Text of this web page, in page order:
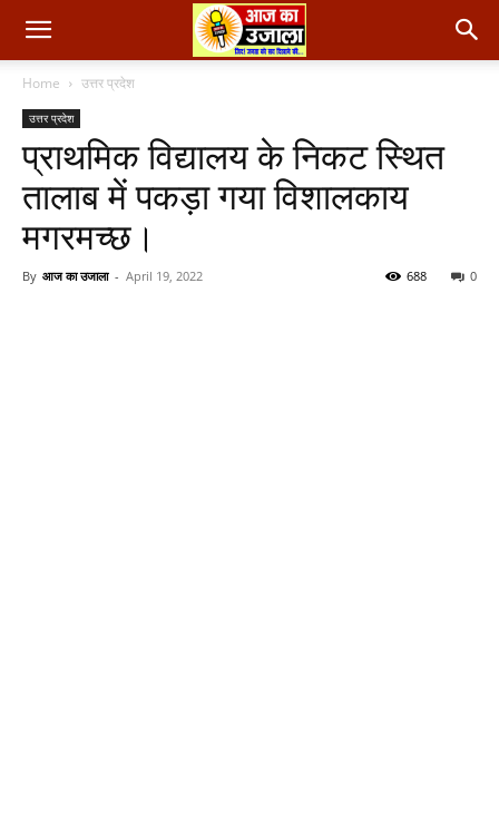
Home उत्तर प्रदेश
उत्तर प्रदेश
प्राथमिक विद्यालय के निकट स्थित
तालाब में पकड़ा गया विशालकाय
मगरमच्छ।
By आज का उजाला - April 19, 2022 0
688